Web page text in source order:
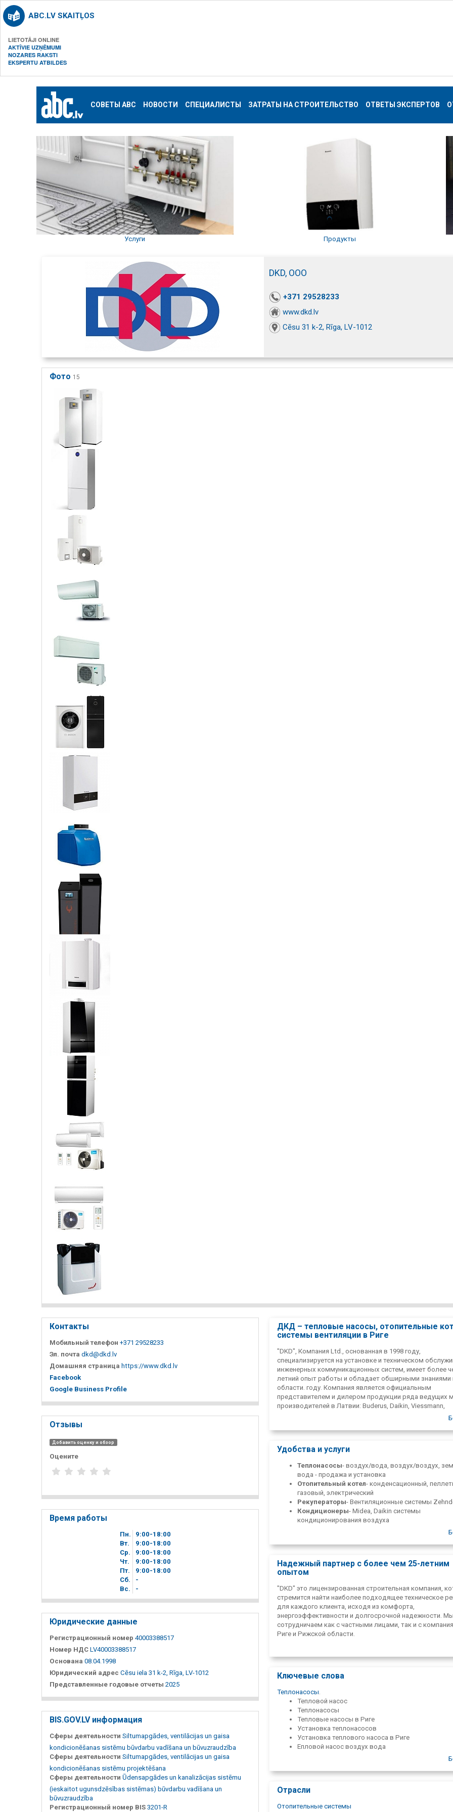
ABC.LV SKAITĻOS
LIETOTĀJI ONLINE
AKTĪVIE UZŅĒMUMI
NOZARES RAKSTI
EKSPERTU ATBILDES
СОВЕТЫ ABC НОВОСТИ СПЕЦИАЛИСТЫ ЗАТРАТЫ НА СТРОИТЕЛЬСТВО ОТВЕТЫ ЭКСПЕРТОВ
Услуги Продукты
DKD, ООО
+371 29528233
www.dkd.lv
Cēsu 31 k-2, Rīga, LV-1012
Фото 15
Контакты
Мобильный телефон +371 29528233
Эл. почта dkd@dkd.lv
Домашняя страница https://www.dkd.lv
Facebook
Google Business Profile
Отзывы
Добавить оценку и обзор
Оцените
Время работы
Пн. 9 00-18 00
Вт.
9 00-18 00
Ср.
9 00-18 00
Чт.
9 00-18 00
Пт.
9 00-18 00
Сб.
-
Вc.
-
Юридические данные
Регистрационный номер 40003388517
Номер НДС LV40003388517
Основана 08.04.1998
Юридический адрес Cēsu iela 31 k-2, Rīga, LV-1012
Представленные годовые отчеты 2025
BIS.GOV.LV информация
Сферы деятельности Siltumapgādes, ventilācijas un gaisa
kondicionēšanas sistēmu būvdarbu vadīšana un būvuzraudzība
Сферы деятельности Siltumapgādes, ventilācijas un gaisa
kondicionēšanas sistēmu projektēšana
Сферы деятельности Ūdensapgādes un kanalizācijas sistēmu
(ieskaitot ugunsdzēsības sistēmas) būvdarbu vadīšana un
būvuzraudzība
Регистрационный номер BIS 3201-R
ДКД – тепловые насосы, отопительные
системы вентиляции в Риге
"DKD", Компания Ltd., основанная в 1998 году,
специализируется на установке и техническом
инженерных коммуникационных систем, имеет более
летний опыт работы и обладает обширными знаниями
области. году. Компания является официальным
представителем и дилером продукции ряда ведущих
производителей в Латвии: Buderus, Daikin, Viessmann,
Panasonic, Thermia, Zehnder. Мы предлагаем как продажу
обслуживание.
Удобства и услуги
Теплонасосы- воздух/вода, воздух/воздух,
вода - продажа и установка
Отопительный котел- конденсационный,
газовый, электрический
Рекуператоры- Вентиляционные системы
Кондиционеры- Midea, Daikin системы
кондиционирования воздуха
- водоснабжение, канализация,
Сервис- отопление, ремонт, запасные части для
Надежный партнер с более чем 25-летним
опытом
"DKD" это лицензированная строительная компания,
стремится найти наиболее подходящее техническое
для каждого клиента, исходя из комфорта,
энергоэффективности и долгосрочной надежности. Мы
сотрудничаем как с частными лицами, так и с
Риге и Рижской области.
Ключевые слова
Теплонасосы.
Тепловой насос
Теплонасосы
Тепловые насосы в Риге
Установка теплонасосов
Установка теплового насоса в Риге
Епловой насос воздух вода
Тепловой насос грунтовых вод
Тепловой насос Daikin
Тепловой насос Вейсманна
Отрасли
Отопительные системы